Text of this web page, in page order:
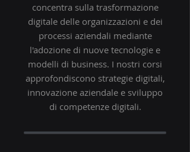
concentra sulla trasformazione
digitale delle organizzazioni e dei
processi aziendali mediante
l'adozione di nuove tecnologie e
modelli di business. I nostri corsi
approfondiscono strategie digitali,
innovazione aziendale e sviluppo
di competenze digitali.